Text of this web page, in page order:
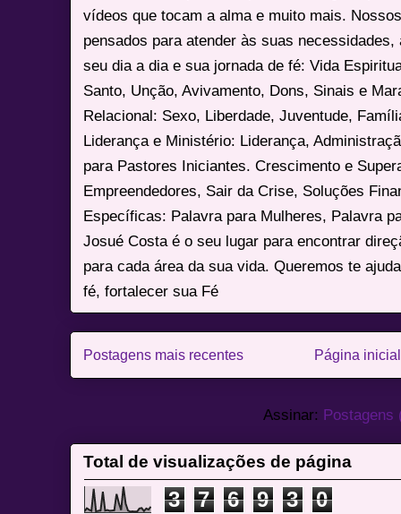
vídeos que tocam a alma e muito mais.
pensados para atender às suas
seu dia a dia e sua jornada de fé: Vida
Santo, Unção, Avivamento, Dons, Sinais e
Relacional: Sexo, Liberdade, Juventude,
Liderança e Ministério: Liderança,
para Pastores Iniciantes. Crescimento e
Empreendedores, Sair da Crise, Soluções
Específicas: Palavra para Mulheres, Palavra
Josué Costa é o seu lugar para encontrar
para cada área da sua vida. Queremos te
fé, fortalecer sua Fé
Postagens mais recentes Página inicial
Assinar: Postagens
Total de visualizações de página
3 7 6 9 3 0